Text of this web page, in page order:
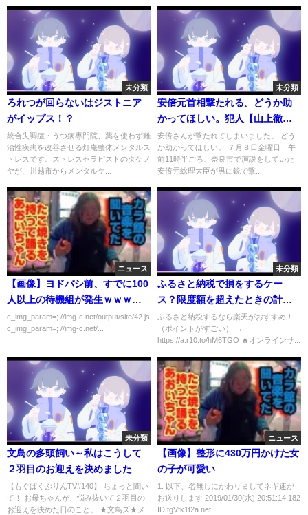
未分類
ろれつが回らないはジストニア
がイップス！？
統合失調症・うつ病専門院、薬を使わず難
治性疾患を改善させる灯庵整体メンタルス
トレスです。ストレスセラピストのタケノ
ヤが、川越市からメンタルケ...
未分類
安倍元首相撃たれる。どうか助
かってほしい。犯人【山上徹
也】確保。
安倍さんが撃たれてしまいました。 どう
か助かってほしい。 ７月８日金曜日 午
前11時半ごろ、奈良市で演説をしていた
安倍元総理大臣が男に銃で撃...
ニュース
【画像】ヨドバシ前、すでに100
人以上の待機組が発生ｗｗｗｗ
ｗ
c_img_param=; //img-c.net/output/site/42.js
c_img_param=; //img-c.net/...
未分類
ふるさと納税で損をするケー
ス？限度額を超えたときの計算
を税理士がやってみた！【意外
な結果？】
ふるさと納税するなら楽天がおすすめ！
（ポイントがすごい） →
https://a.r10.to/hM6TGO 🔥オンラインサ...
未分類
文鳥の多頭飼い～私はこうして
２羽目のお迎えを決めました
【もぐぱくぷりんTV#140】 ちょっと聞い
て！ お母ちゃんが、悩み抜いて２羽目の
お迎えを決めた日のこと。 ★文鳥ズ★メ
ニュース
【画像】整形に430万円かけた女
の子が可愛い
1: 以下、名無しにかわりましてネギ速が
お送りします 2019/01/30(水) 20:51:14.182
ID:tgVfk1t2a.net...